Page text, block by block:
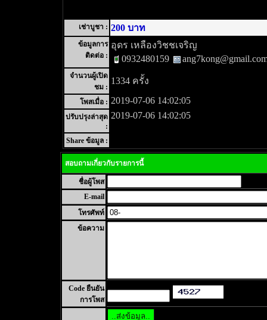
เช่าบูชา : 200 บาท
ข้อมูลการ
ติดต่อ :
อุดร เหลืองวิชชเจริญ
0932480159
จำนวนผู้เปิด
ชม :
1334 ครั้ง
โพสเมื่อ : 2019-07-06 14:02:05
ปรับปรุงล่าสุด
:
2019-07-06 14:02:05
Share ข้อมูล :
สอบถามเกี่ยวกับรายการนี้
ชื่อผู้โพส
E-mail
โทรศัพท์
ข้อความ
Code ยืนยัน
การโพส